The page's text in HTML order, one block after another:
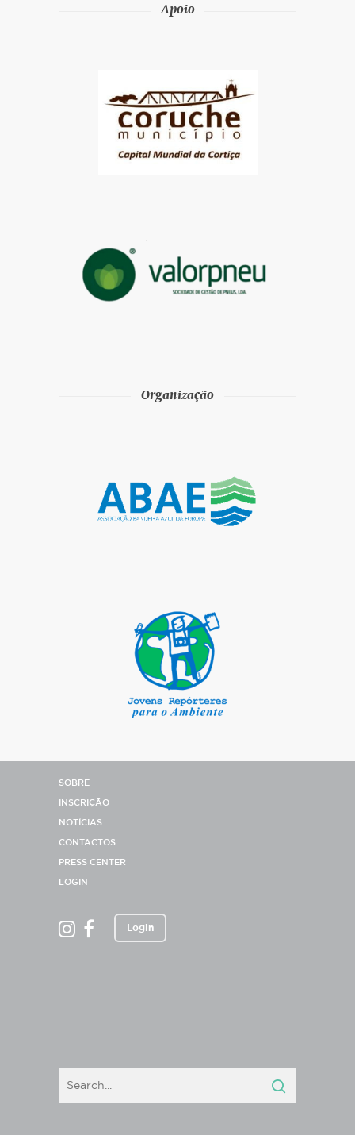
Apoio
Organização
SOBRE
INSCRIÇÃO
NOTÍCIAS
CONTACTOS
PRESS CENTER
LOGIN
Login